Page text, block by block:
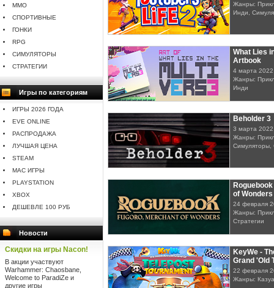
MMO
СПОРТИВНЫЕ
ГОНКИ
RPG
СИМУЛЯТОРЫ
СТРАТЕГИИ
Игры по категориям
ИГРЫ 2026 ГОДА
EVE ONLINE
РАСПРОДАЖА
ЛУЧШАЯ ЦЕНА
STEAM
MAC ИГРЫ
PLAYSTATION
XBOX
ДЕШЕВЛЕ 100 РУБ
Новости
Скидки на игры Nacon!
В акции участвуют
Warhammer: Chaosbane,
Welcome to ParadiZe и
другие игры
Жанры:
Инди,
What Lies
Artbook
4 марта 2022
Жанры:
Инди
Beholder 3
3 марта 2022
Жанры:
Симуляторы,
of Wonders
24 февраля
Жанры:
Стратегии
KeyWe -
Grand 'Old
22 февраля
Жанры: